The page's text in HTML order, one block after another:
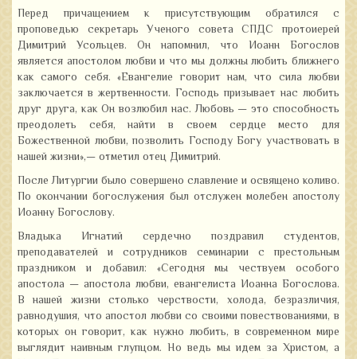
Перед причащением к присутствующим обратился с
проповедью секретарь Ученого совета СПДС протоиерей
Димитрий Усольцев. Он напомнил, что Иоанн Богослов
является апостолом любви и что мы должны любить ближнего
как самого себя. «Евангелие говорит нам, что сила любви
заключается в жертвенности. Господь призывает нас любить
друг друга, как Он возлюбил нас. Любовь — это способность
преодолеть себя, найти в своем сердце место для
Божественной любви, позволить Господу Богу участвовать в
нашей жизни»,— отметил отец Димитрий.
После Литургии было совершено славление и освящено коливо.
По окончании богослужения был отслужен молебен апостолу
Иоанну Богослову.
Владыка Игнатий сердечно поздравил студентов,
преподавателей и сотрудников семинарии с престольным
праздником и добавил: «Сегодня мы чествуем особого
апостола — апостола любви, евангелиста Иоанна Богослова.
В нашей жизни столько черствости, холода, безразличия,
равнодушия, что апостол любви со своими повествованиями, в
которых он говорит, как нужно любить, в современном мире
выглядит наивным глупцом. Но ведь мы идем за Христом, а